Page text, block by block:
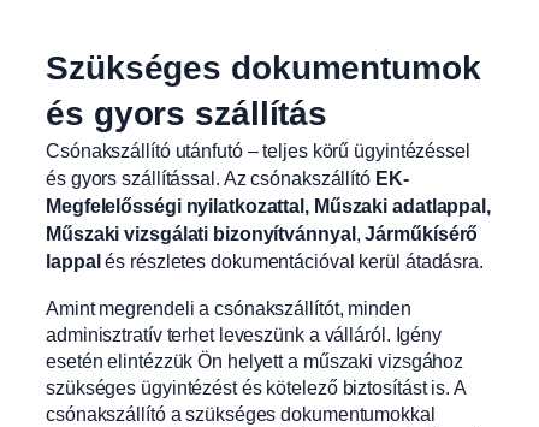
Szükséges dokumentumok
és gyors szállítás
Csónakszállító utánfutó – teljes körű ügyintézéssel
és gyors szállítással. Az csónakszállító EK-
Megfelelősségi nyilatkozattal, Műszaki adatlappal,
Műszaki vizsgálati bizonyítvánnyal ,Járműkísérő
lappal és részletes dokumentációval kerül átadásra.
Amint megrendeli a csónakszállítót, minden
adminisztratív terhet leveszünk a válláról. Igény
esetén elintézzük Ön helyett a műszaki vizsgához
szükséges ügyintézést és kötelező biztosítást is. A
csónakszállító a szükséges dokumentumokkal